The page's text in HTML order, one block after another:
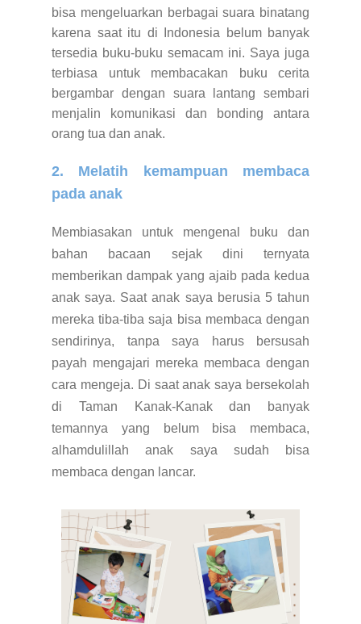
bisa mengeluarkan berbagai suara binatang
karena saat itu di Indonesia belum banyak
tersedia buku-buku semacam ini. Saya juga
terbiasa untuk membacakan buku cerita
bergambar dengan suara lantang sembari
menjalin komunikasi dan bonding antara
orang tua dan anak.
2. Melatih kemampuan membaca
pada anak
Membiasakan untuk mengenal buku dan
bahan bacaan sejak dini ternyata
memberikan dampak yang ajaib pada kedua
anak saya. Saat anak saya berusia 5 tahun
mereka tiba-tiba saja bisa membaca dengan
sendirinya, tanpa saya harus bersusah
payah mengajari mereka membaca dengan
cara mengeja. Di saat anak saya bersekolah
di Taman Kanak-Kanak dan banyak
temannya yang belum bisa membaca,
alhamdulillah anak saya sudah bisa
membaca dengan lancar.